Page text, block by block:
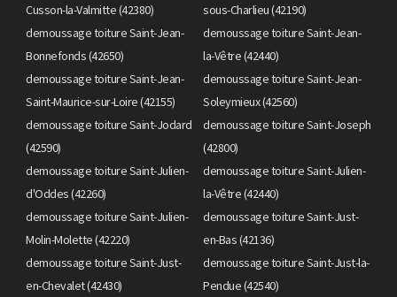
Cusson-la-Valmitte (42380)
sous-Charlieu (42190)
demoussage toiture Saint-Jean-
Bonnefonds (42650)
demoussage toiture Saint-Jean-
la-Vêtre (42440)
demoussage toiture Saint-Jean-
Saint-Maurice-sur-Loire (42155)
demoussage toiture Saint-Jean-
Soleymieux (42560)
demoussage toiture Saint-Jodard
(42590)
demoussage toiture Saint-Joseph
(42800)
demoussage toiture Saint-Julien-
d'Oddes (42260)
demoussage toiture Saint-Julien-
la-Vêtre (42440)
demoussage toiture Saint-Julien-
Molin-Molette (42220)
demoussage toiture Saint-Just-
en-Bas (42136)
demoussage toiture Saint-Just-
en-Chevalet (42430)
demoussage toiture Saint-Just-la-
Pendue (42540)